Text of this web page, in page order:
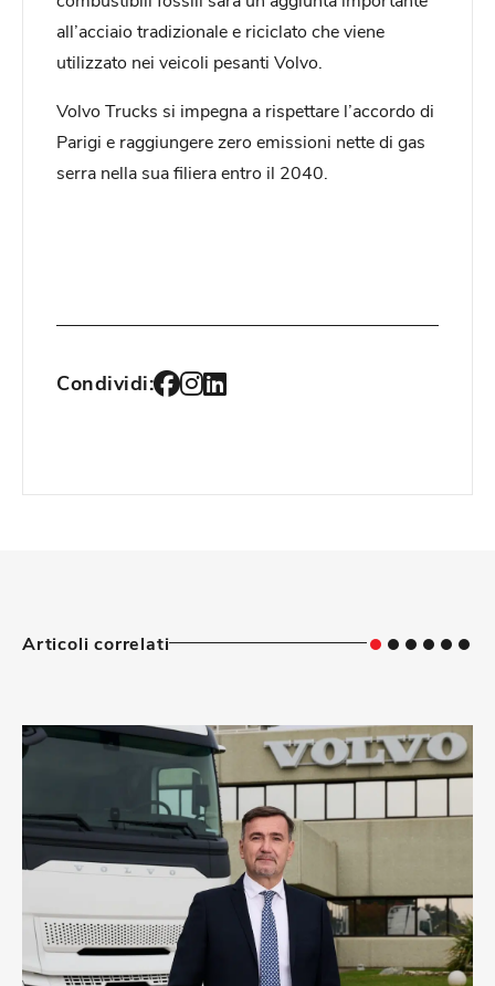
all’acciaio tradizionale e riciclato che viene
utilizzato nei veicoli pesanti Volvo.
Volvo Trucks si impegna a rispettare l’accordo di
Parigi e raggiungere zero emissioni nette di gas
serra nella sua filiera entro il 2040.
Condividi:
Articoli correlati